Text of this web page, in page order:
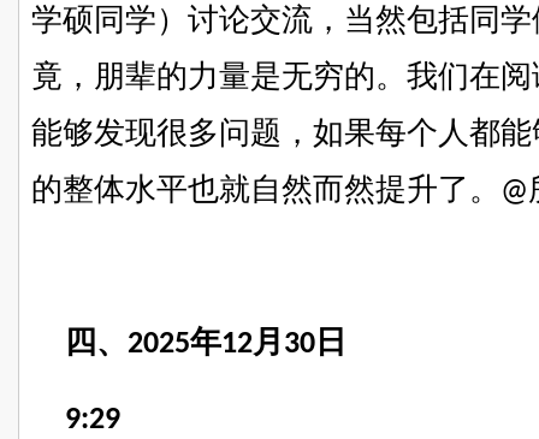
学硕同学）讨论交流 ， 当然包括同
竟，朋辈的力量是无穷的。我们在
能够发现很多问题，如果每个人都
的整体水平也就自然而然提升了。
@
四、 2025年12月 30 日
9:29